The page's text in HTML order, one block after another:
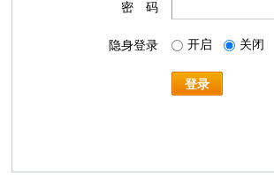
密 码
隐身登录 开启 关闭
登录